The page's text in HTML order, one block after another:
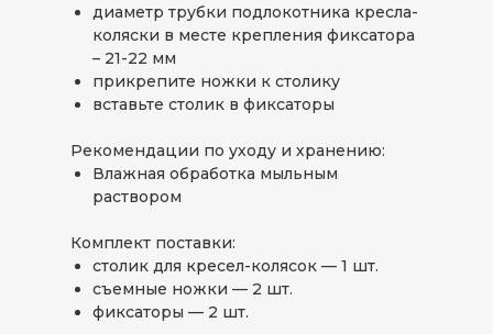
диаметр трубки подлокотника кресла-
коляски в месте крепления фиксатора
– 21-22 мм
прикрепите ножки к столику
вставьте столик в фиксаторы
Рекомендации по уходу и хранению:
Влажная обработка мыльным
раствором
Комплект поставки:
столик для кресел-колясок — 1 шт.
съемные ножки — 2 шт.
фиксаторы — 2 шт.